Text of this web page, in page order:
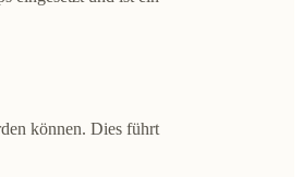
können. Dies führt